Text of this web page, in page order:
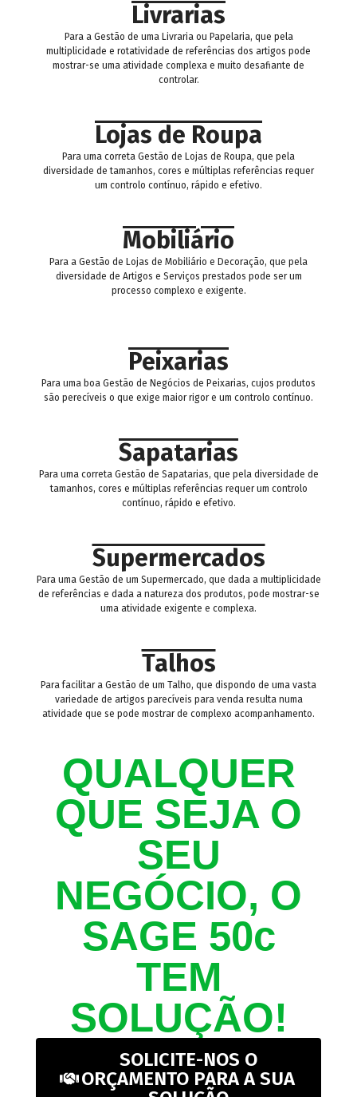
Livrarias
Para a Gestão de uma Livraria ou Papelaria, que pela
multiplicidade e rotatividade de referências dos artigos pode
mostrar-se uma atividade complexa e muito desafiante de
controlar.
Lojas de Roupa
Para uma correta Gestão de Lojas de Roupa, que pela
diversidade de tamanhos, cores e múltiplas referências requer
um controlo contínuo, rápido e efetivo.
Mobiliário
Para a Gestão de Lojas de Mobiliário e Decoração, que pela
diversidade de Artigos e Serviços prestados pode ser um
processo complexo e exigente.
Peixarias
Para uma boa Gestão de Negócios de Peixarias, cujos produtos
são perecíveis o que exige maior rigor e um controlo contínuo.
Sapatarias
Para uma correta Gestão de Sapatarias, que pela diversidade de
tamanhos, cores e múltiplas referências requer um controlo
contínuo, rápido e efetivo.
Supermercados
Para uma Gestão de um Supermercado, que dada a multiplicidade
de referências e dada a natureza dos produtos, pode mostrar-se
uma atividade exigente e complexa.
Talhos
Para facilitar a Gestão de um Talho, que dispondo de uma vasta
variedade de artigos parecíveis para venda resulta numa
atividade que se pode mostrar de complexo acompanhamento.
QUALQUER
QUE SEJA O
SEU
NEGÓCIO, O
SAGE 50c
TEM
SOLUÇÃO!
SOLICITE-NOS O
ORÇAMENTO PARA A SUA